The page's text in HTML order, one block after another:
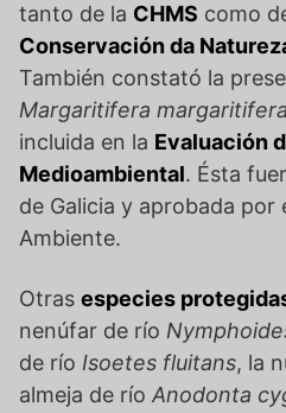
tanto de la CHMS como
Conservación da
También constató la
Margaritifera
incluida en la Evaluación
Medioambiental. Ésta
de Galicia y aprobada por
Ambiente.
Otras especies
nenúfar de río
de río Isoetes fluitans, la
almeja de río Anodonta